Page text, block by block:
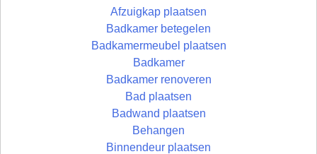
Afzuigkap plaatsen
Badkamer betegelen
Badkamermeubel plaatsen
Badkamer
Badkamer renoveren
Bad plaatsen
Badwand plaatsen
Behangen
Binnendeur plaatsen